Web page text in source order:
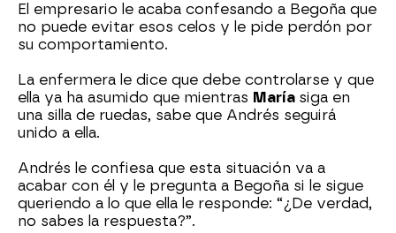
El empresario le acaba confesando a Begoña que
no puede evitar esos celos y le pide perdón por
su comportamiento.
La enfermera le dice que debe controlarse y que
ella ya ha asumido que mientras María siga en
una silla de ruedas, sabe que Andrés seguirá
unido a ella.
Andrés le confiesa que esta situación va a
acabar con él y le pregunta a Begoña si le sigue
queriendo a lo que ella le responde: “¿De verdad,
no sabes la respuesta?”.